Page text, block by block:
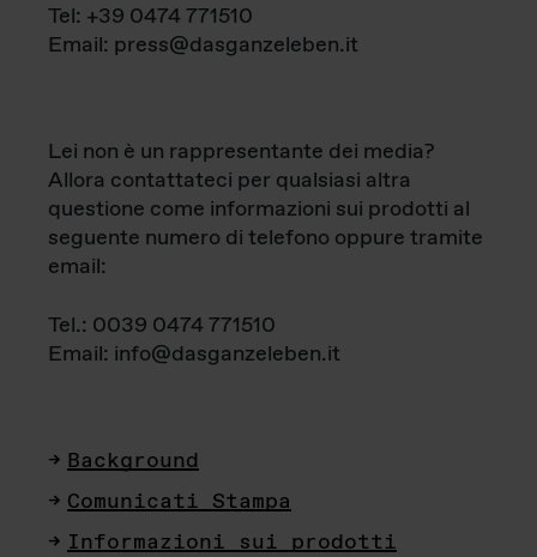
Tel: +39 0474 771510
Email: press@dasganzeleben.it
Lei non è un rappresentante dei media?
Allora contattateci per qualsiasi altra
questione come informazioni sui prodotti al
seguente numero di telefono oppure tramite
email:
Tel.: 0039 0474 771510
Email: info@dasganzeleben.it
Background
Comunicati Stampa
Informazioni sui prodotti